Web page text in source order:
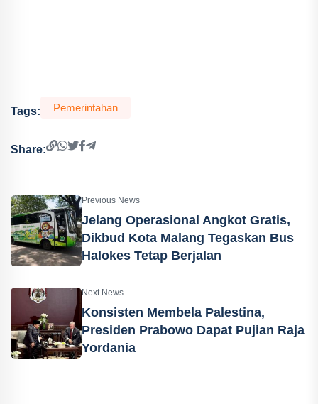
Tags: Pemerintahan
Share:
Previous News
Jelang Operasional Angkot Gratis,
Dikbud Kota Malang Tegaskan Bus
Halokes Tetap Berjalan
Next News
Konsisten Membela Palestina,
Presiden Prabowo Dapat Pujian Raja
Yordania